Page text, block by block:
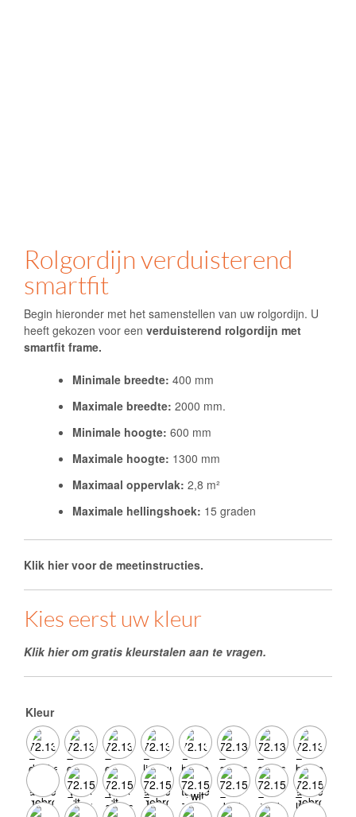
Rolgordijn verduisterend
smartfit
Begin hieronder met het samenstellen van uw rolgordijn. U
heeft gekozen voor een verduisterend rolgordijn met
smartfit frame.
Minimale breedte: 400 mm
Maximale breedte: 2000 mm.
Minimale hoogte: 600 mm
Maximale hoogte: 1300 mm
Maximaal oppervlak: 2,8 m²
Maximale hellingshoek: 15 graden
Klik hier voor de meetinstructies.
Kies eerst uw kleur
Klik hier om gratis kleurstalen aan te vragen.
Kleur